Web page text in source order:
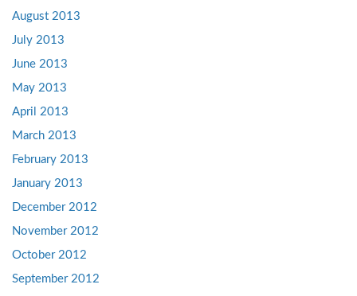
August 2013
July 2013
June 2013
May 2013
April 2013
March 2013
February 2013
January 2013
December 2012
November 2012
October 2012
September 2012